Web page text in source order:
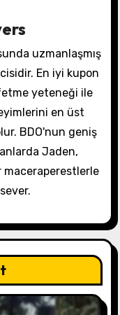
uzmanlaşmış
En iyi kupon
yeteneği ile
en üst
BDO'nun geniş
Jaden,
maceraperestlerle